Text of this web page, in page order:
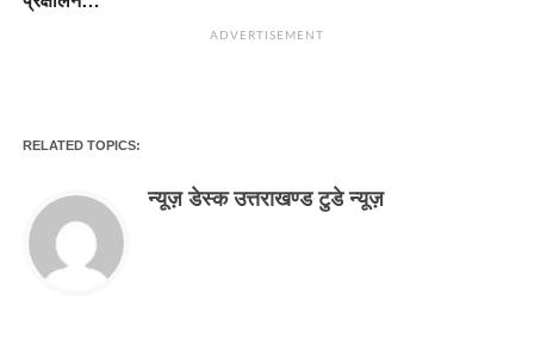
ADVERTISEMENT
RELATED TOPICS:
न्यूज़ डेस्क उत्तराखण्ड टुडे न्यूज़